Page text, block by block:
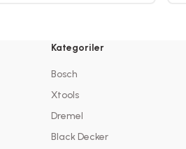
Kategoriler
Bosch
Xtools
Dremel
Black Decker